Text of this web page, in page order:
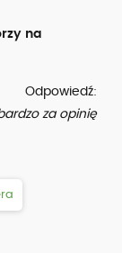
na
Odpowiedź:
za opinię